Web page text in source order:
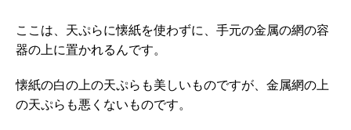
ここは、天ぷらに懐紙を使わずに、手元の金属の網の容
器の上に置かれるんです。
懐紙の白の上の天ぷらも美しいものですが、金属網の上
の天ぷらも悪くないものです。